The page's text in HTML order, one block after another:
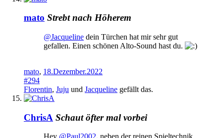
mato Strebt nach Höherem
@Jacqueline dein Türchen hat mir sehr gut
gefallen. Einen schönen Alto-Sound hast du.
mato, 18.Dezember.2022
#294
Florentin, Juju und Jacqueline gefällt das.
ChrisA Schaut öfter mal vorbei